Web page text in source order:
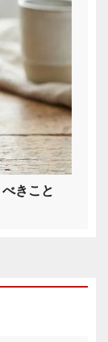
きこと